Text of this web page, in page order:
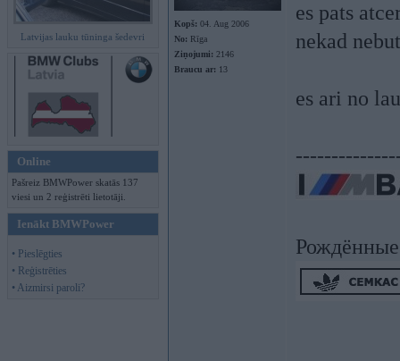
Latvijas lauku tūninga šedevri
Online
Pašreiz BMWPower skatās 137
viesi un 2 reģistrēti lietotāji.
Ienākt BMWPower
• Pieslēgties
• Reģistrēties
• Aizmirsi paroli?
Kopš: 04. Aug 2006
No: Rīga
Ziņojumi: 2146
Braucu ar: 13
es pats
nekad
es ari no